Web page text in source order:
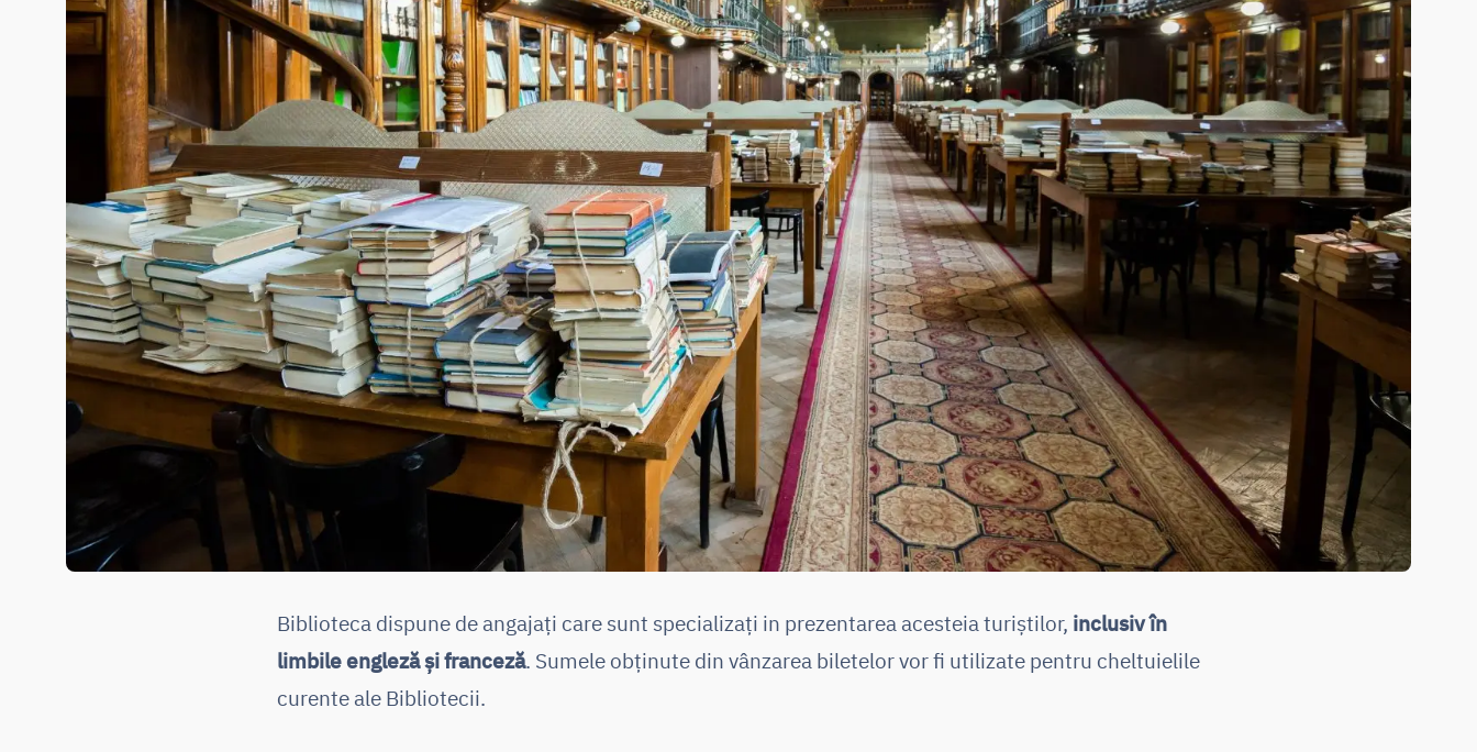
Biblioteca dispune de angajați care sunt specializați in prezentarea acesteia turiștilor, inclusiv în
limbile engleză și franceză. Sumele obținute din vânzarea biletelor vor fi utilizate pentru cheltuielile
curente ale Bibliotecii.